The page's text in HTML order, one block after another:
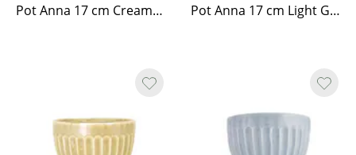
Pot Anna 17 cm Cream White Pot Anna 17 cm Light Green